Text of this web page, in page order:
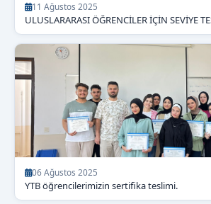
11 Ağustos 2025
ULUSLARARASI ÖĞRENCİLER İÇİN SEVİYE
06 Ağustos 2025
YTB öğrencilerimizin sertifika teslimi.